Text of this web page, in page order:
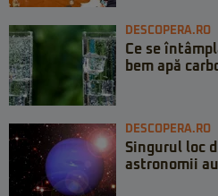
DESCOPERA.RO
Ce se
bem apă
DESCOPERA.RO
Singurul loc
astronomii